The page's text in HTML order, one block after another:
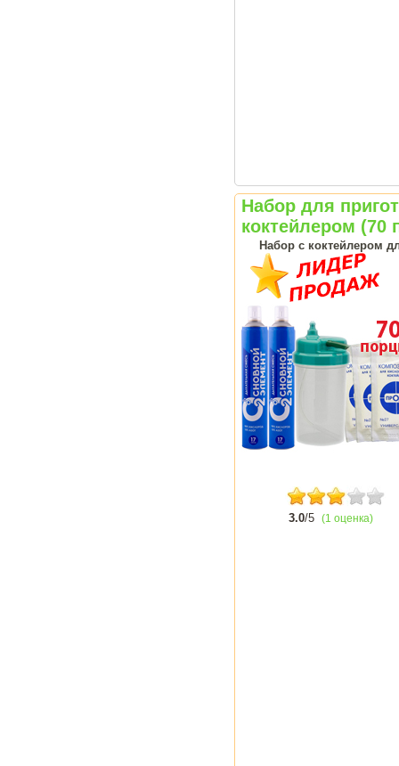
Набор для
коктейлером (70
Набор с коктейлером
3.0/5 (1 оценка)